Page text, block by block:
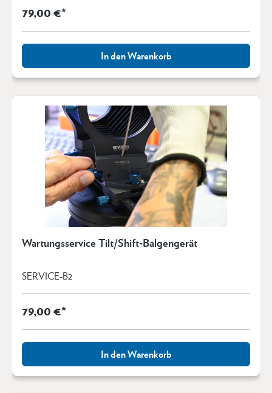
79,00 €*
In den Warenkorb
Wartungsservice Tilt/Shift-Balgengerät
SERVICE-B2
79,00 €*
In den Warenkorb